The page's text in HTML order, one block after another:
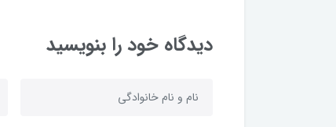
دیدگاه خود را بنویسید